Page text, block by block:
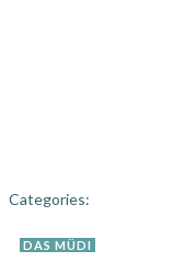
Categories:
DAS MÜDI